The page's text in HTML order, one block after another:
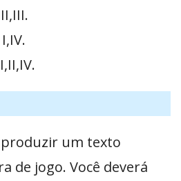
um texto
de jogo. Você deverá